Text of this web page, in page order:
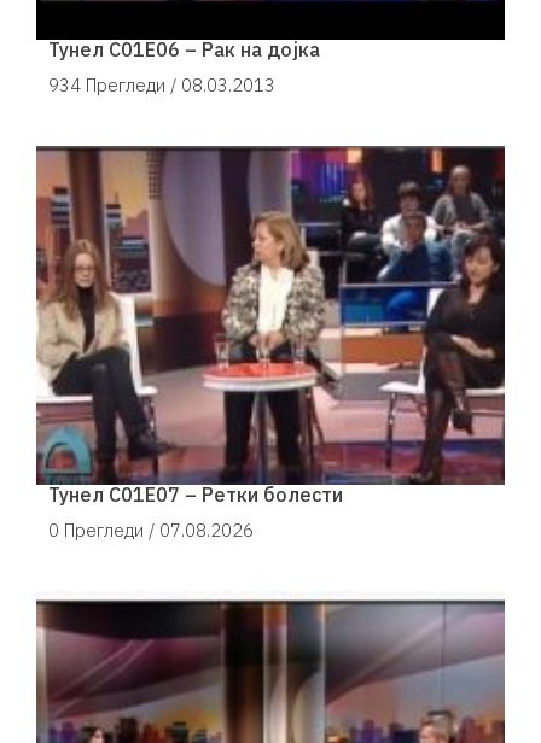
Тунел С01Е06 – Рак на дојка
934 Прегледи / 08.03.2013
Тунел С01Е07 – Ретки болести
0 Прегледи / 07.08.2026